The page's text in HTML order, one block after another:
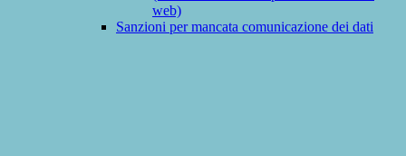
web)
Sanzioni per mancata comunicazione dei dati